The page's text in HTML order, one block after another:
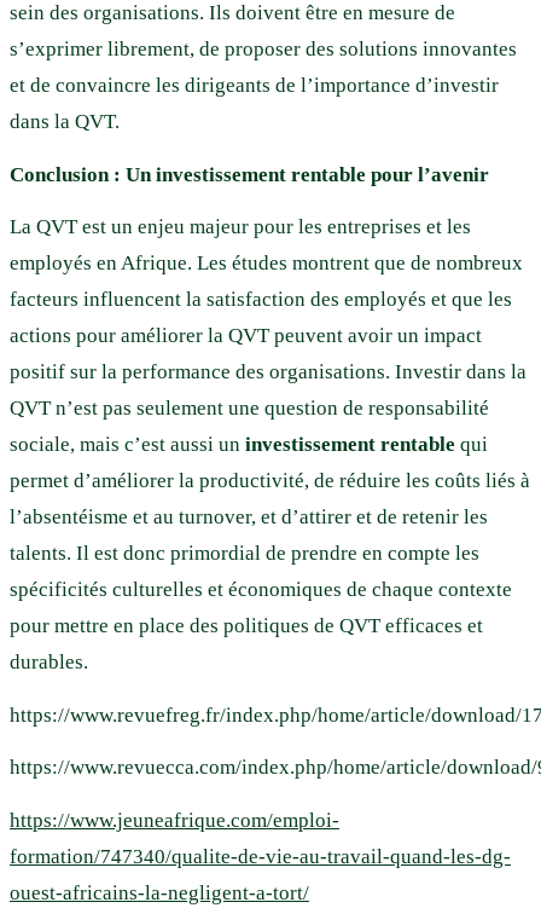
sein des organisations. Ils doivent être en mesure de
s’exprimer librement, de proposer des solutions innovantes
et de convaincre les dirigeants de l’importance d’investir
dans la QVT.
Conclusion : Un investissement rentable pour l’avenir
La QVT est un enjeu majeur pour les entreprises et les
employés en Afrique. Les études montrent que de nombreux
facteurs influencent la satisfaction des employés et que les
actions pour améliorer la QVT peuvent avoir un impact
positif sur la performance des organisations. Investir dans la
QVT n’est pas seulement une question de responsabilité
sociale, mais c’est aussi un investissement rentable qui
permet d’améliorer la productivité, de réduire les coûts liés à
l’absentéisme et au turnover, et d’attirer et de retenir les
talents. Il est donc primordial de prendre en compte les
spécificités culturelles et économiques de chaque contexte
pour mettre en place des politiques de QVT efficaces et
durables.
https://www.revuefreg.fr/index.php/home/article/download/
https://www.revuecca.com/index.php/home/article/
https://www.jeuneafrique.com/emploi-
formation/747340/qualite-de-vie-au-travail-quand-les-dg-
ouest-africains-la-negligent-a-tort/